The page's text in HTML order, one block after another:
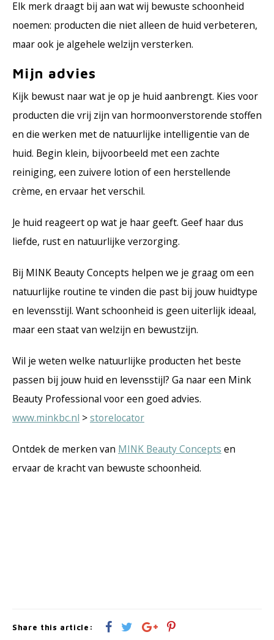
Elk merk draagt bij aan wat wij bewuste schoonheid
noemen: producten die niet alleen de huid verbeteren,
maar ook je algehele welzijn versterken.
Mijn advies
Kijk bewust naar wat je op je huid aanbrengt. Kies voor
producten die vrij zijn van hormoonverstorende stoffen
en die werken met de natuurlijke intelligentie van de
huid. Begin klein, bijvoorbeeld met een zachte
reiniging, een zuivere lotion of een herstellende
crème, en ervaar het verschil.
Je huid reageert op wat je haar geeft. Geef haar dus
liefde, rust en natuurlijke verzorging.
Bij MINK Beauty Concepts helpen we je graag om een
natuurlijke routine te vinden die past bij jouw huidtype
en levensstijl. Want schoonheid is geen uiterlijk ideaal,
maar een staat van welzijn en bewustzijn.
Wil je weten welke natuurlijke producten het beste
passen bij jouw huid en levensstijl? Ga naar een Mink
Beauty Professional voor een goed advies.
www.minkbc.nl >storelocator
Ontdek de merken van MINK Beauty Concepts en
ervaar de kracht van bewuste schoonheid.
Share this article: